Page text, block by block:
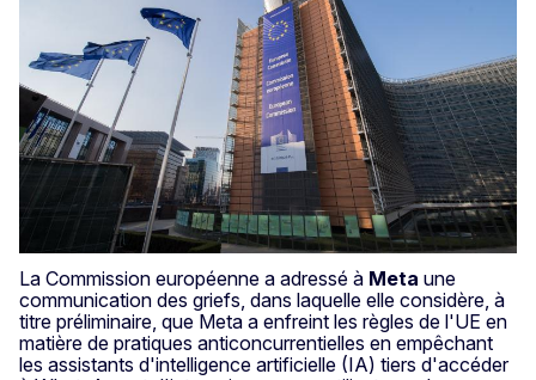
La Commission européenne a adressé à Meta une
communication des griefs, dans laquelle elle considère, à
titre préliminaire, que Meta a enfreint les règles de l'UE en
matière de pratiques anticoncurrentielles en empêchant
les assistants d'intelligence artificielle (IA) tiers d'accéder